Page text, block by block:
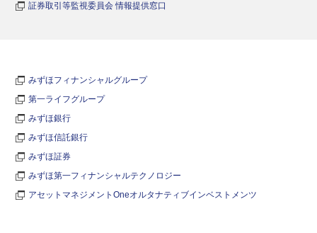
証券取引等監視委員会 情報提供窓口
みずほフィナンシャルグループ
第一ライフグループ
みずほ銀行
みずほ信託銀行
みずほ証券
みずほ第一フィナンシャルテクノロジー
アセットマネジメントOneオルタナティブインベストメンツ